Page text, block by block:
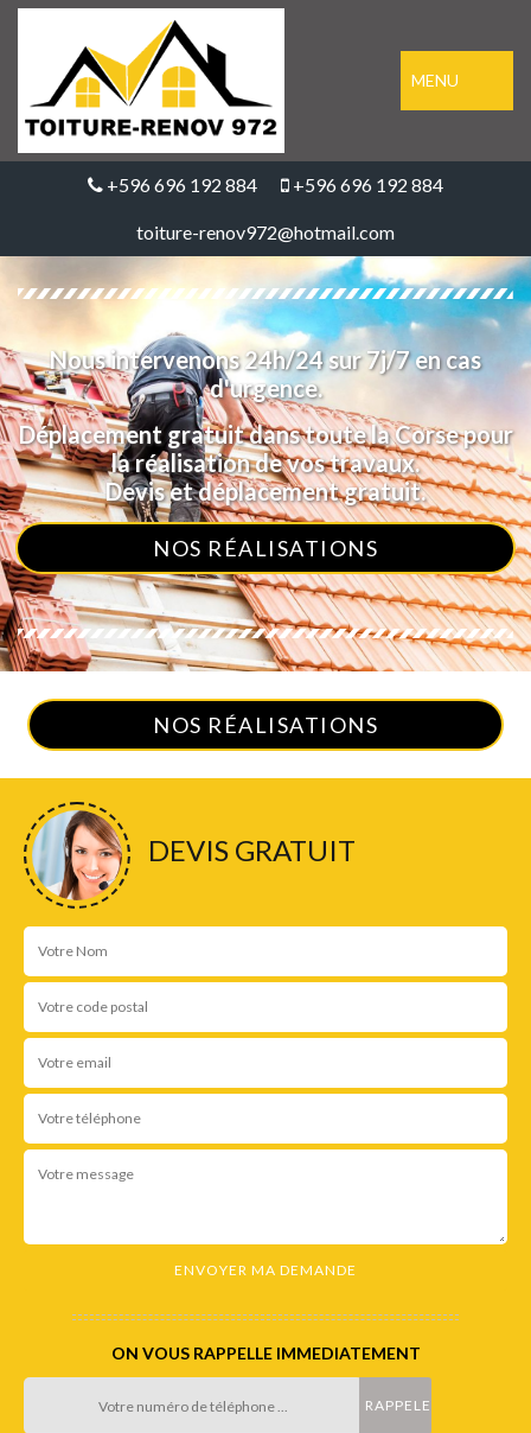
MENU
+596 696 192 884 +596 696 192 884
toiture-renov972@hotmail.com
Nous intervenons 24h/24 sur 7j/7 en cas
d'urgence.
Déplacement gratuit dans toute la Corse pour
la réalisation de vos travaux.
Devis et déplacement gratuit.
NOS RÉALISATIONS
NOS RÉALISATIONS
DEVIS GRATUIT
ON VOUS RAPPELLE IMMEDIATEMENT